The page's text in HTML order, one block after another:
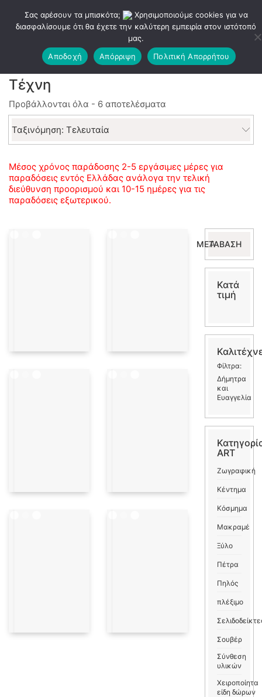
Τέχνη
Προβάλλονται όλα - 6 αποτελέσματα
by
Ταξινόμηση: Τελευταία
Μέσος χρόνος παράδοσης 2-5 εργάσιμες μέρες για
παραδόσεις εντός Ελλάδας ανάλογα την τελική
διεύθυνση προορισμού και 10-15 ημέρες για τις
παραδόσεις εξωτερικού.
για:
ΜΕΤΆΒΑΣΗ
Κατά
τιμή
Φίλτρα:
Δήμητρα
και
Ευαγγελία
ART
Ζωγραφική
Κέντημα
Κόσμημα
Μακραμέ
Ξύλο
Πέτρα
Πηλός
πλέξιμο
Σουβέρ
Σύνθεση
υλικών
Χειροποίητα
είδη δώρων
Σας αρέσουν τα μπισκότα;
Χρησιμοποιούμε cookies για να
διασφαλίσουμε ότι θα έχετε την καλύτερη εμπειρία στον ιστότοπό
μας.
Αποδοχή
Απόρριψη Πολιτική Απορρήτου